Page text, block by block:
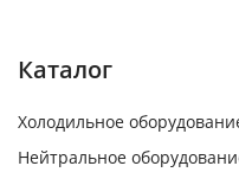
Каталог
Холодильное
Нейтральное